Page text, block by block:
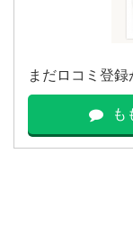
まだロコミ登録
も